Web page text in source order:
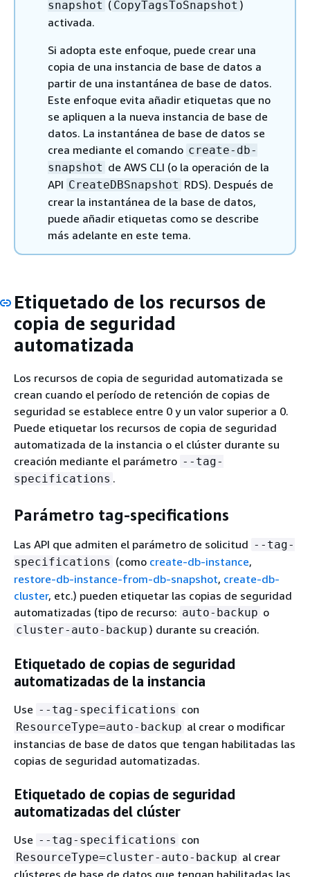
snapshot ( CopyTagsToSnapshot )
activada.
Si adopta este enfoque, puede crear una
copia de una instancia de base de datos a
partir de una instantánea de base de datos.
Este enfoque evita añadir etiquetas que no
se apliquen a la nueva instancia de base de
datos. La instantánea de base de datos se
crea mediante el comando create-db-
snapshot de AWS CLI (o la operación de la
API CreateDBSnapshot RDS). Después de
crear la instantánea de la base de datos,
puede añadir etiquetas como se describe
más adelante en este tema.
Etiquetado de los recursos de
copia de seguridad
automatizada
Los recursos de copia de seguridad automatizada se
crean cuando el período de retención de copias de
seguridad se establece entre 0 y un valor superior a 0.
Puede etiquetar los recursos de copia de seguridad
automatizada de la instancia o el clúster durante su
creación mediante el parámetro --tag-
specifications .
Parámetro tag-specifications
Las API que admiten el parámetro de solicitud --tag-
specifications (como create-db-instance,
restore-db-instance-from-db-snapshot, create-db-
cluster, etc.) pueden etiquetar las copias de seguridad
automatizadas (tipo de recurso: auto-backup o
cluster-auto-backup ) durante su creación.
Etiquetado de copias de seguridad
automatizadas de la instancia
Use --tag-specifications con
ResourceType=auto-backup al crear o modificar
instancias de base de datos que tengan habilitadas las
copias de seguridad automatizadas.
Etiquetado de copias de seguridad
automatizadas del clúster
Use --tag-specifications con
ResourceType=cluster-auto-backup al crear
clústeres de base de datos que tengan habilitadas las